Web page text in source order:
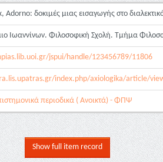
Adorno: δοκιμές μιας εισαγωγής στο
Ιωαννίνων. Φιλοσοφική Σχολή. Τμήμα
jspui/handle/123456789/11806
index.php/axiologika/article/
περιοδικά ( Ανοικτά) - ΦΠΨ
Show full item record